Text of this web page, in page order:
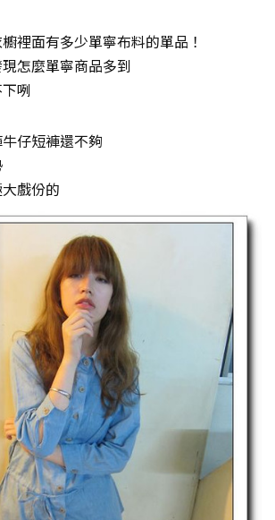
裡面有多少單寧布料的單品！
怎麼單寧商品多到
咧
仔短褲還不夠
戲份的